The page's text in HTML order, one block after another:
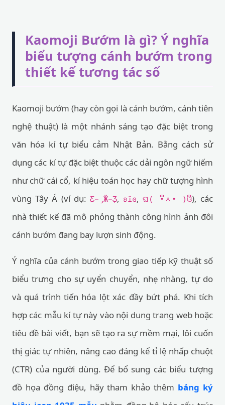
Kaomoji Bướm là gì? Ý nghĩa
biểu tượng cánh bướm trong
thiết kế tương tác số
Kaomoji bướm (hay còn gọi là cánh bướm, cánh tiên
nghệ thuật) là một nhánh sáng tạo đặc biệt trong
văn hóa kí tự biểu cảm Nhật Bản. Bằng cách sử
dụng các kí tự đặc biệt thuộc các dải ngôn ngữ hiếm
như chữ cái cổ, kí hiệu toán học hay chữ tượng hình
vùng Tây Á (ví dụ: Ƹ̵̡Ӝ̵̨̄Ʒ, ʚïɞ,ଘ( ິ•ᆺ• )ິଓ), các
nhà thiết kế đã mô phỏng thành công hình ảnh đôi
cánh bướm đang bay lượn sinh động.
Ý nghĩa của cánh bướm trong giao tiếp kỹ thuật số
biểu trưng cho sự uyển chuyển, nhẹ nhàng, tự do
và quá trình tiến hóa lột xác đầy bứt phá. Khi tích
hợp các mẫu kí tự này vào nội dung trang web hoặc
tiêu đề bài viết, bạn sẽ tạo ra sự mềm mại, lôi cuốn
thị giác tự nhiên, nâng cao đáng kể tỉ lệ nhấp chuột
(CTR) của người dùng. Để bổ sung các biểu tượng
đồ họa đồng điệu, hãy tham khảo thêm bảng ký